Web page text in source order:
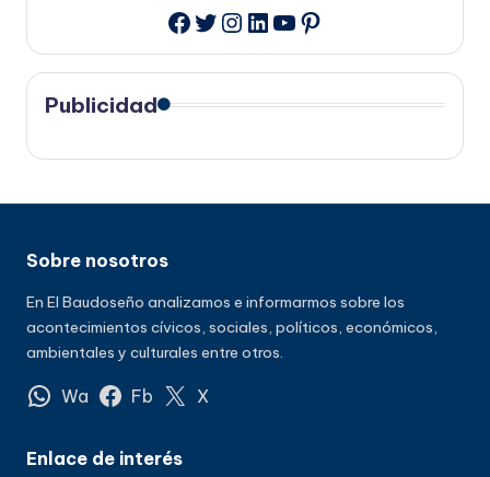
Facebook
Twitter
Instagram
LinkedIn
YouTube
Pinterest
Publicidad
Sobre nosotros
En El Baudoseño analizamos e informarmos sobre los
acontecimientos cívicos, sociales, políticos, económicos,
ambientales y culturales entre otros.
Wa Fb X
Enlace de interés